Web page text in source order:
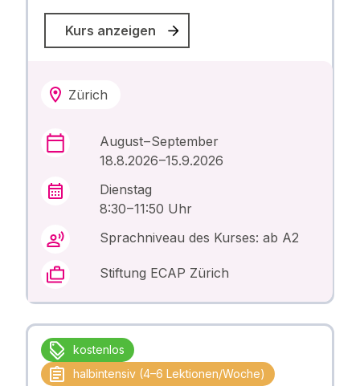
Kurs anzeigen
Zürich
August – September
18.8.2026 –15.9.2026
Dienstag
8:30 – 11:50 Uhr
Sprachniveau des Kurses: ab A2
Stiftung ECAP Zürich
kostenlos
halbintensiv (4–6 Lektionen/Woche)